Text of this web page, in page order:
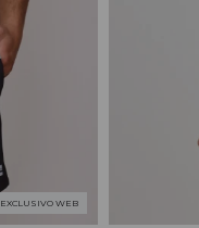
EXCLUSIVO WEB